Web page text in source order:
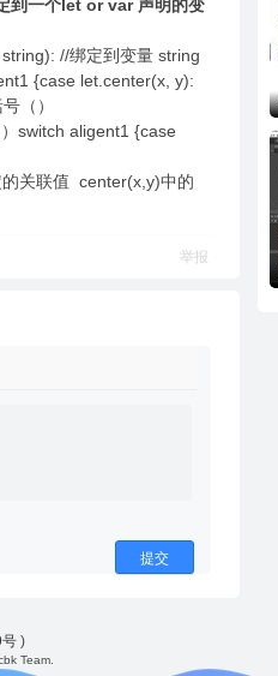
到一个let or var 声明的变
//绑定到变量 string
{case let.center(x, y):
（）
switch aligent1 {case
关联值 center(x,y)中的
举报
提交
)
Team.